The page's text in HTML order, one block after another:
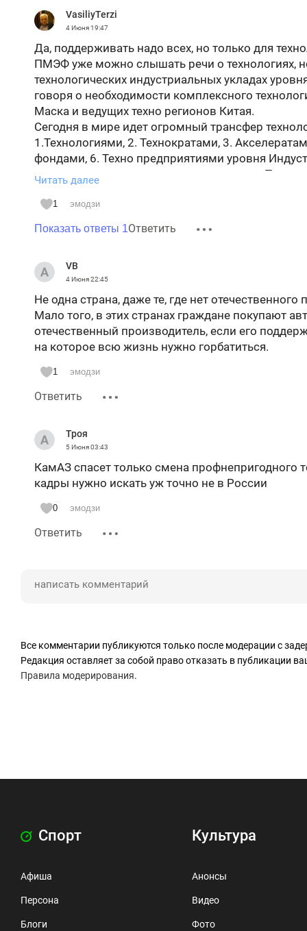
VasiliyTerzi
4 Июня19:47
Да, поддерживать надо всех, но только для
ПМЭФ уже можно слышать речи о технологиях,
технологических индустриальных укладах
говоря о необходимости комплексного
Маска и ведущих техно регионов Китая.
Сегодня в мире идет огромный трансфер
1.Технологиями, 2. Технократами, 3.
фондами, 6. Техно предприятиями уровня
интегрированными техно корпорациями,
комплексное межотраслевое техно развитие
Федеральных целевых программы. Но сегодня
компаний.
Может в 2027 году на очередном ПМЭФ мы
развития техно корпораций вместе с
такой опыт разработки и реализации ФЦП и мы
представить проект ФЦП комплексного
техно полисами и техно центрами и
Читать далее
1 эмодзи
Показать ответы 1Ответить
VB
4 Июня22:45
Не одна страна, даже те, где нет
Мало того, в этих странах граждане покупают
отечественный производитель, если его
на которое всю жизнь нужно горбатиться.
1 эмодзи
Ответить
Троя
5 Июня03:43
КамАЗ спасет только смена профнепригодного
кадры нужно искать уж точно не в России
0 эмодзи
Ответить
Все комментарии публикуются только после модерации с
Редакция оставляет за собой право отказать в публикации
Правила модерирования.
Спорт
Афиша
Персона
Блоги
Культура
Анонсы
Видео
Фото